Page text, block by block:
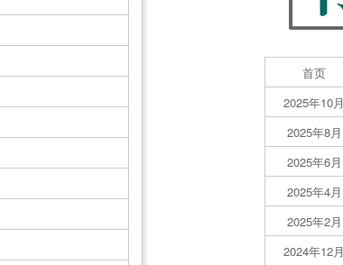
首页
2025年10月
2025年8月
2025年6月
2025年4月
2025年2月
2024年12月